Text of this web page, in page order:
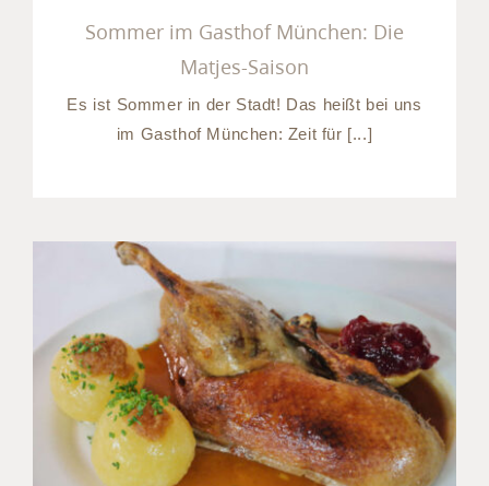
Sommer im Gasthof München: Die
Matjes-Saison
Es ist Sommer in der Stadt! Das heißt bei uns
im Gasthof München: Zeit für [...]
Bayrisch essen in München:
unser Biergarten in
Baierbrunn